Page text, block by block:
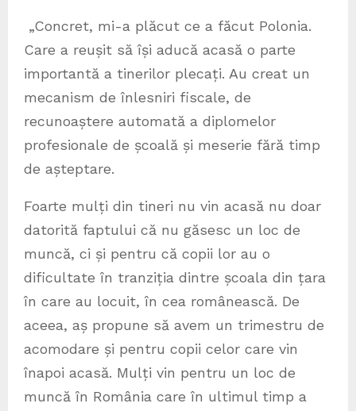
„Concret, mi-a plăcut ce a făcut Polonia.
Care a reușit să își aducă acasă o parte
importantă a tinerilor plecați. Au creat un
mecanism de înlesniri fiscale, de
recunoaștere automată a diplomelor
profesionale de școală și meserie fără timp
de așteptare.
Foarte mulți din tineri nu vin acasă nu doar
datorită faptului că nu găsesc un loc de
muncă, ci și pentru că copii lor au o
dificultate în tranziția dintre școala din țara
în care au locuit, în cea românească. De
aceea, aș propune să avem un trimestru de
acomodare și pentru copii celor care vin
înapoi acasă. Mulți vin pentru un loc de
muncă în România care în ultimul timp a